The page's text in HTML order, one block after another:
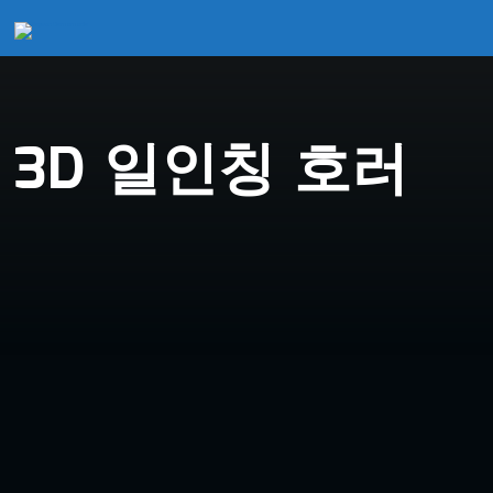
3D 일인칭 호러